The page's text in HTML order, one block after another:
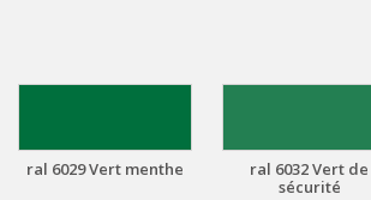
ral 6029 Vert menthe
ral 6032 Vert de
sécurité